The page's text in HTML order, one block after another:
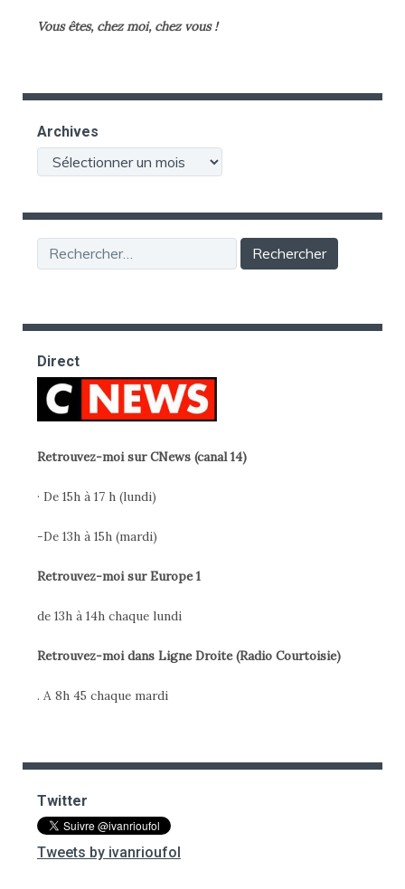
Vous êtes, chez moi, chez vous !
Archives
Archives
Rechercher :
Direct
Retrouvez-moi sur CNews (canal 14)
· De 15h à 17 h (lundi)
-De 13h à 15h (mardi)
Retrouvez-moi sur Europe 1
de 13h à 14h chaque lundi
Retrouvez-moi dans Ligne Droite (Radio Courtoisie)
. A 8h 45 chaque mardi
Twitter
Tweets by ivanrioufol